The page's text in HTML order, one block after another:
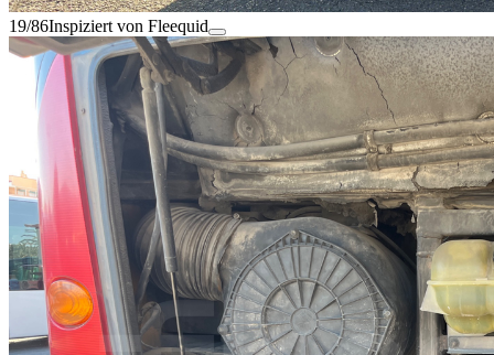
19/86Inspiziert von Fleequid